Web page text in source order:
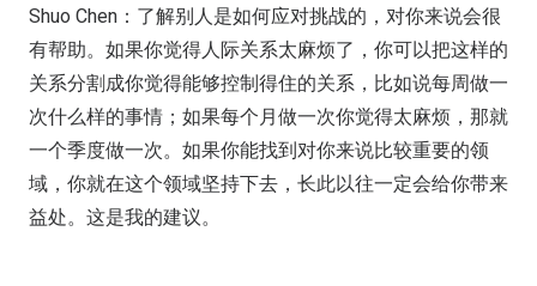
Shuo Chen：了解别人是如何应对挑战的，对你来说会很
有帮助。如果你觉得人际关系太麻烦了，你可以把这样的
关系分割成你觉得能够控制得住的关系，比如说每周做一
次什么样的事情；如果每个月做一次你觉得太麻烦，那就
一个季度做一次。如果你能找到对你来说比较重要的领
域，你就在这个领域坚持下去，长此以往一定会给你带来
益处。这是我的建议。